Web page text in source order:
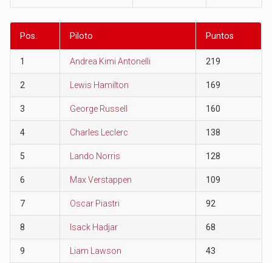
Pos. Piloto Puntos
1 Andrea Kimi Antonelli 219
2 Lewis Hamilton 169
3 George Russell 160
4 Charles Leclerc 138
5 Lando Norris 128
6 Max Verstappen 109
7 Oscar Piastri 92
8 Isack Hadjar 68
9 Liam Lawson 43